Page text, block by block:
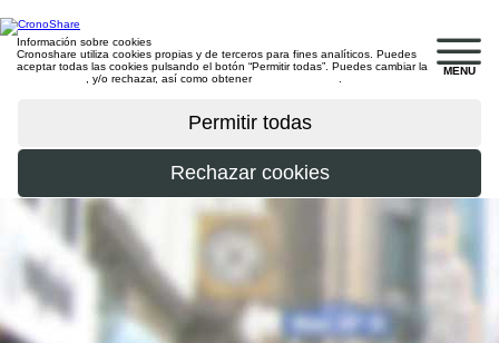
MENU
Información sobre cookies
Cronoshare utiliza cookies propias y de terceros para fines analíticos. Puedes
aceptar todas las cookies pulsando el botón “Permitir todas”. Puedes cambiar la
, y/o rechazar, así como obtener